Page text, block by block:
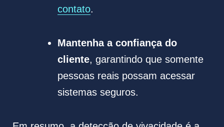
contato.
Mantenha a confiança do
cliente, garantindo que somente
pessoas reais possam acessar
sistemas seguros.